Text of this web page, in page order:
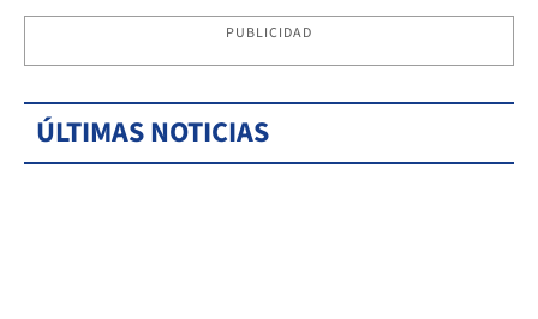
PUBLICIDAD
ÚLTIMAS NOTICIAS